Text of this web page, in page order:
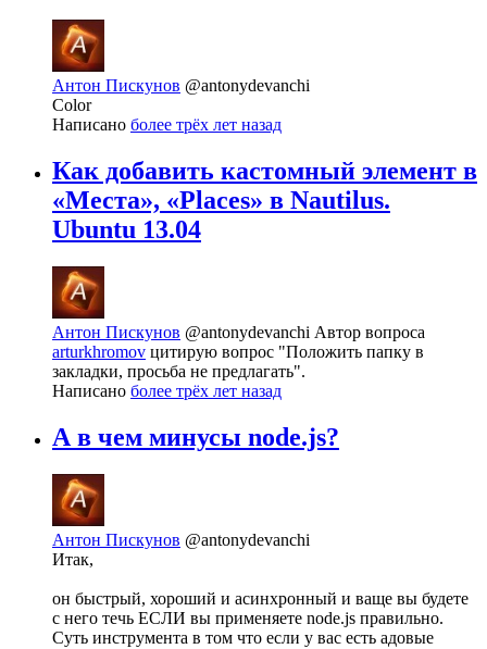
Антон Пискунов @antonydevanchi
Color
Написано более трёх лет назад
Как добавить кастомный элемент в
«Места», «Places» в Nautilus.
Ubuntu 13.04
Антон Пискунов @antonydevanchi Автор вопроса
arturkhromov цитирую вопрос "Положить папку в
закладки, просьба не предлагать".
Написано более трёх лет назад
А в чем минусы node.js?
Антон Пискунов @antonydevanchi
Итак,
он быстрый, хороший и асинхронный и ваще вы будете
с него течь ЕСЛИ вы применяете node.js правильно.
Суть инструмента в том что если у вас есть адовые